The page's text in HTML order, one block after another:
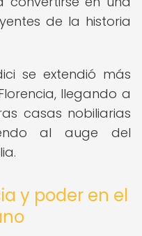
de la historia
se extendió más
llegando a
casas nobiliarias
al auge del
y poder en el